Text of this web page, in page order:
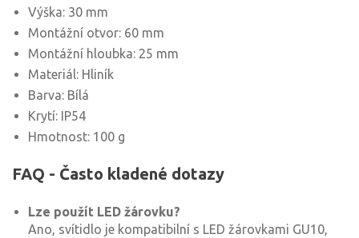
Výška: 30 mm
Montážní otvor: 60 mm
Montážní hloubka: 25 mm
Materiál: Hliník
Barva: Bílá
Krytí: IP54
Hmotnost: 100 g
FAQ - Často kladené dotazy
Lze použít LED žárovku?
Ano, svítidlo je kompatibilní s LED žárovkami GU10,